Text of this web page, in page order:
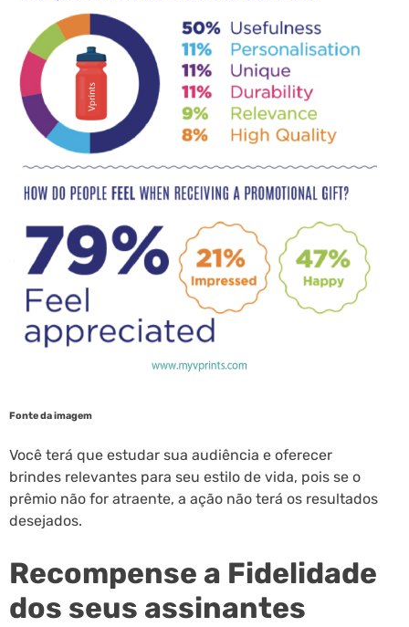
Fonte da imagem
Você terá que estudar sua audiência e oferecer
brindes relevantes para seu estilo de vida, pois se o
prêmio não for atraente, a ação não terá os resultados
desejados.
Recompense a Fidelidade
dos seus assinantes